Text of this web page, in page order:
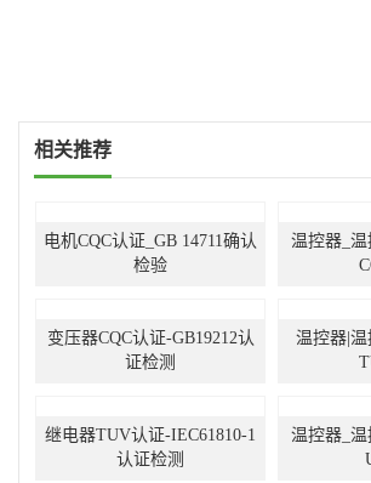
相关推荐
电机CQC认证_GB 14711确认
检验
温控器_
变压器CQC认证-GB19212认
证检测
温控器|
继电器TUV认证-IEC61810-1
认证检测
温控器_